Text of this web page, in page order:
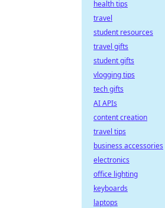
health tips
travel
student resources
travel gifts
student gifts
vlogging tips
tech gifts
AI APIs
content creation
travel tips
business accessories
electronics
office lighting
keyboards
laptops